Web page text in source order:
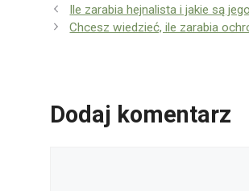
Ile zarabia hejnalista i jakie są
Chcesz wiedzieć, ile zarabia
Dodaj komentarz